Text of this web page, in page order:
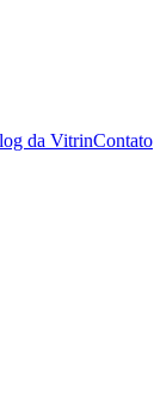
da VitrinContato